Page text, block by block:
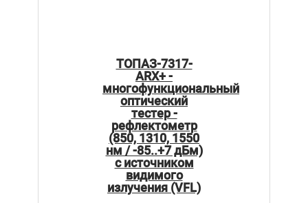
ТОПАЗ-7317-
ARX+ -
многофункциональный
оптический
тестер -
рефлектометр
(850, 1310, 1550
нм / -85..+7 дБм)
с источником
видимого
излучения (VFL)